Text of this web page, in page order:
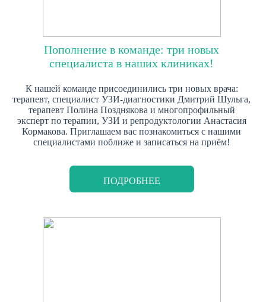
Пополнение в команде: три новых
специалиста в наших клиниках!
К нашей команде присоединились три новых врача:
терапевт, специалист УЗИ-диагностики Дмитрий Шульга,
терапевт Полина Позднякова и многопрофильный
эксперт по терапии, УЗИ и репродуктологии Анастасия
Кормакова. Приглашаем вас познакомиться с нашими
специалистами поближе и записаться на приём!
ПОДРОБНЕЕ